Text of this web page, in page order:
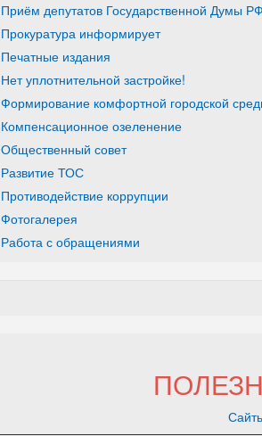
Приём депутатов Государственной Думы
Прокуратура информирует
Печатные издания
Нет уплотнительной застройке!
Формирование комфортной городской
Компенсационное озеленение
Общественный совет
Развитие ТОС
Противодействие коррупции
Фотогалерея
Работа с обращениями